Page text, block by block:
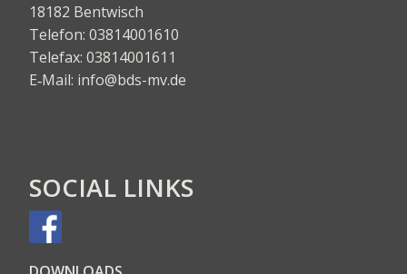
18182 Bentwisch
Tele­fon: 03814001610
Tele­fax: 03814001611
E‑Mail: info@bds-mv.de
SOCIAL LINKS